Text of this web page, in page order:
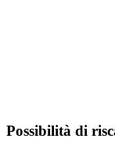
Possibilità di